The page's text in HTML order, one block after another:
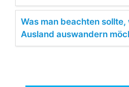
Was man beachten sollte,
Ausland auswandern